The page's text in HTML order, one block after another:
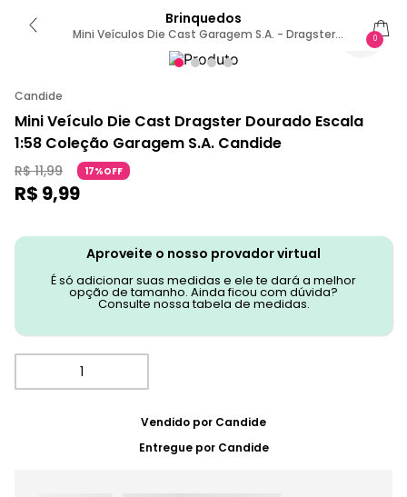
Brinquedos
Mini Veículos Die Cast Garagem S.A. - Dragster
Dourado
0
Candide
Mini Veículo Die Cast Dragster Dourado Escala
1:58 Coleção Garagem S.A. Candide
R$ 11,99 17%OFF
R$ 9,99
Aproveite o nosso provador virtual
É só adicionar suas medidas e ele te dará a melhor
opção de tamanho. Ainda ficou com dúvida?
Consulte nossa tabela de medidas.
Vendido por Candide
Entregue por Candide